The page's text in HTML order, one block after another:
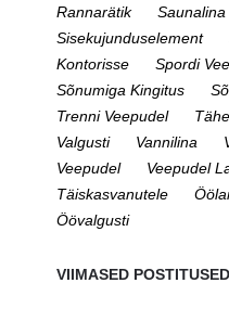
Rannarätik
Saunalina
Sisekujunduselement
Kontorisse
Spordi
Sõnumiga Kingitus
Trenni Veepudel
Valgusti
Vannilina
Veepudel
Veepudel
Täiskasvanutele
Öövalgusti
VIIMASED POSTITUSED